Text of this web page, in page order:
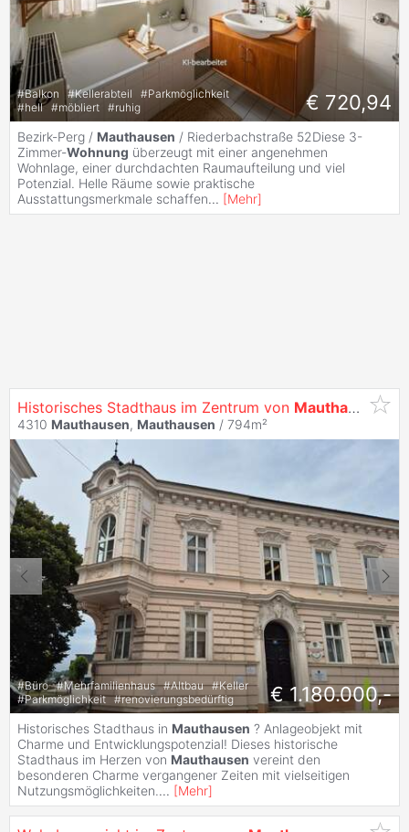
#Balkon #Kellerabteil #Parkmöglichkeit
#hell #möbliert #ruhig € 720,94
Bezirk-Perg / Mauthausen / Riederbachstraße 52Diese 3-
Zimmer-Wohnung überzeugt mit einer angenehmen
Wohnlage, einer durchdachten Raumaufteilung und viel
Potenzial. Helle Räume sowie praktische
Ausstattungsmerkmale schaffen... [Mehr]
Historisches Stadthaus im Zentrum von Mauthausen !
4310 Mauthausen, Mauthausen / 794m²
#Büro #Mehrfamilienhaus #Altbau #Keller
#Parkmöglichkeit #renovierungsbedürftig € 1.180.000,-
Historisches Stadthaus in Mauthausen ? Anlageobjekt mit
Charme und Entwicklungspotenzial! Dieses historische
Stadthaus im Herzen von Mauthausen vereint den
besonderen Charme vergangener Zeiten mit vielseitigen
Nutzungsmöglichkeiten.... [Mehr]